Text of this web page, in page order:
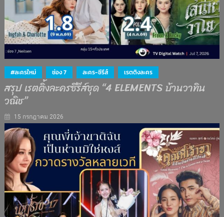
#ละครใหม่ ช่อง 7 ละคร-ซีรีส์ เรตติงละคร
สรุป เรตติ้งละครซีรีส์ชุด “4 ELEMENTS บ้านวาทิน
วณิช”
15 กรกฎาคม 2026